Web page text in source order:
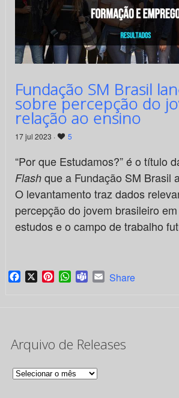
Fundação SM Brasil
sobre percepção do
relação ao ensino
17 jul 2023 · 5
“Por que Estudamos?” é o título
Flashque a Fundação SM Brasil
O levantamento traz dados
percepção do jovem brasileiro
estudos e o campo de trabalho
Facebook
X PinterestWhatsApp
TeamsEmail
Share
Arquivo de Releases
Arquivo